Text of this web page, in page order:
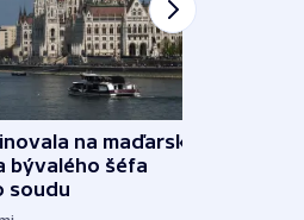
na maďarského
bývalého šéfa
soudu